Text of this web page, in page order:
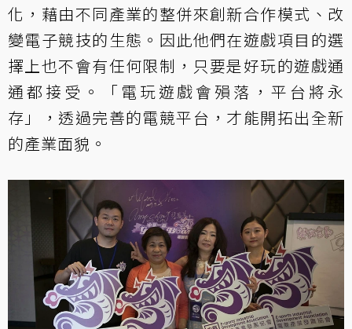
化，藉由不同產業的整併來創新合作模式、改
變電子競技的生態。因此他們在遊戲項目的選
擇上也不會有任何限制，只要是好玩的遊戲通
通都接受。「電玩遊戲會殞落，平台將永
存」，透過完善的電競平台，才能開拓出全新
的產業面貌。